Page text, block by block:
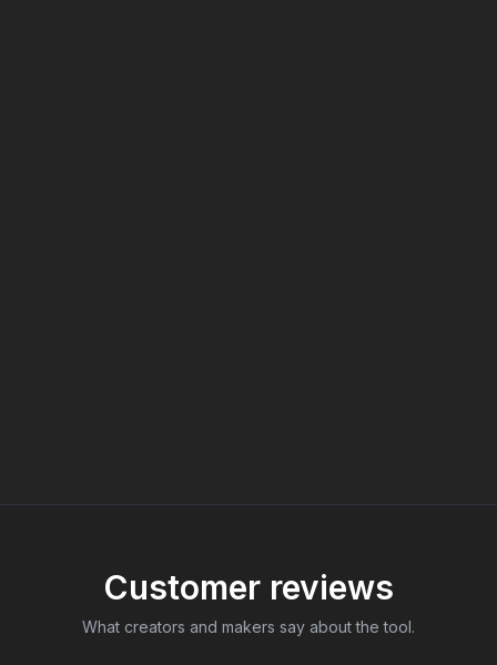
Customer reviews
What creators and makers say about the tool.